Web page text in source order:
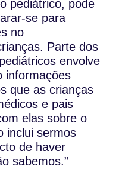
pediátrico, pode
se para
no
Parte dos
envolve
informações
que as crianças
e pais
elas sobre o
inclui sermos
de haver
sabemos.”